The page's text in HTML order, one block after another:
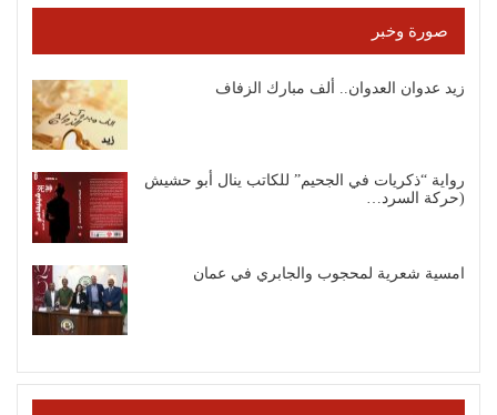
صورة وخبر
زيد عدوان العدوان.. ألف مبارك الزفاف
رواية “ذكريات في الجحيم” للكاتب ينال أبو حشيش
(حركة السرد…
امسية شعرية لمحجوب والجابري في عمان